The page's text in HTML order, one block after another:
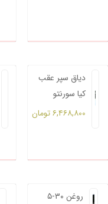
دیاق سپر عقب
کیا سورنتو
۶,۴۶۸,۸۰۰تومان
روغن ۳۰-۵